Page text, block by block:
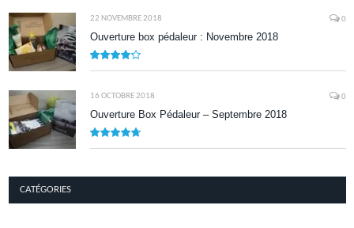
22 NOVEMBRE 2018 0
Ouverture box pédaleur : Novembre 2018
16 OCTOBRE 2018 0
Ouverture Box Pédaleur – Septembre 2018
CATÉGORIES